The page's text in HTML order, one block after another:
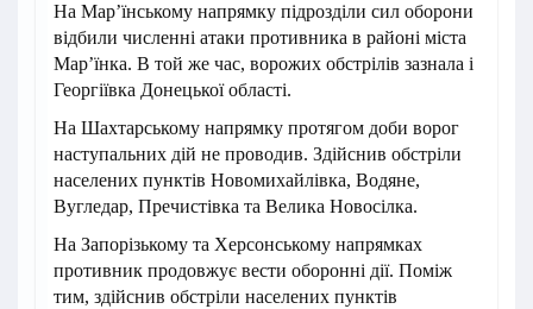
На Мар’їнському напрямку підрозділи сил оборони
відбили численні атаки противника в районі міста
Мар’їнка. В той же час, ворожих обстрілів зазнала і
Георгіївка Донецької області.
На Шахтарському напрямку протягом доби ворог
наступальних дій не проводив. Здійснив обстріли
населених пунктів Новомихайлівка, Водяне,
Вугледар, Пречистівка та Велика Новосілка.
На Запорізькому та Херсонському напрямках
противник продовжує вести оборонні дії. Поміж
тим, здійснив обстріли населених пунктів